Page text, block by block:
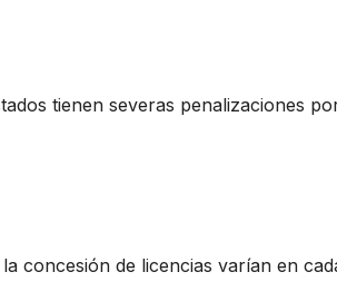
tienen severas penalizaciones
concesión de licencias varían en